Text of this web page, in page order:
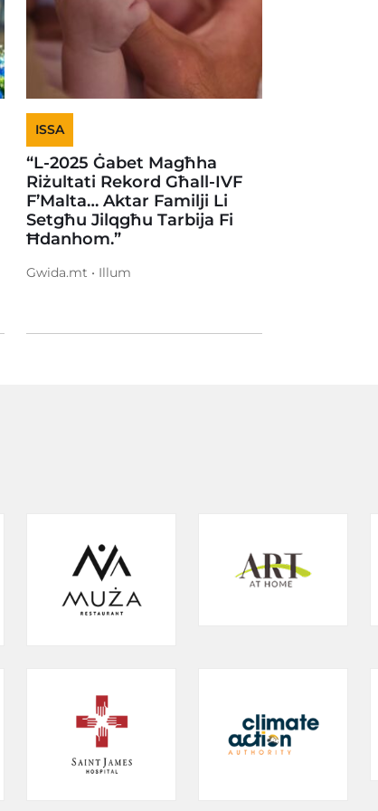
ISSA
“L-2025 Ġabet Magħha
Riżultati Rekord Għall-IVF
F’Malta… Aktar Familji Li
Setgħu Jilqgħu Tarbija Fi
Ħdanhom.”
Gwida.mt • Illum